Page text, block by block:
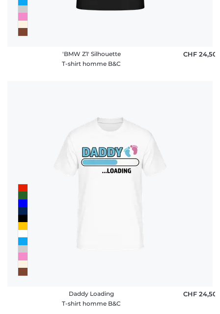
'BMW Z1' Silhouette
T-shirt homme B&C
CHF 24,50
Daddy Loading
T-shirt homme B&C
CHF 24,50